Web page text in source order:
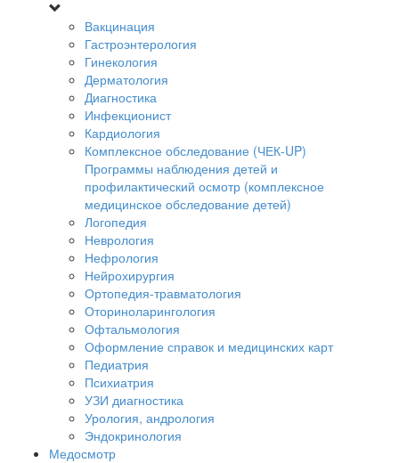
Вакцинация
Гастроэнтерология
Гинекология
Дерматология
Диагностика
Инфекционист
Кардиология
Комплексное обследование (ЧЕК-UP)
Программы наблюдения детей и
профилактический осмотр (комплексное
медицинское обследование детей)
Логопедия
Неврология
Нефрология
Нейрохирургия
Ортопедия-травматология
Оториноларингология
Офтальмология
Оформление справок и медицинских карт
Педиатрия
Психиатрия
УЗИ диагностика
Урология, андрология
Эндокринология
Медосмотр